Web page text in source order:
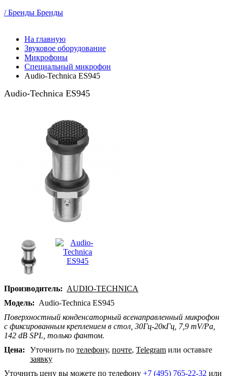
/ Бренды Бренды
На главную
Звуковое оборудование
Микрофоны
Специальный микрофон
Audio-Technica ES945
Audio-Technica ES945
Производитель: AUDIO-TECHNICA
Модель: Audio-Technica ES945
Поверхностный конденсаторный всенаправленный микрофон
с фиксированным креплением в стол, 30Гц-20кГц, 7,9 mV/Pa,
142 dB SPL, только фантом.
Цена:
Уточнить по телефону, почте, Telegram или оставьте
заявку
Уточнить цену вы можете по телефону +7 (495) 765-22-32 или